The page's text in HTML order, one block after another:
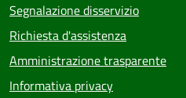
Segnalazione disservizio
Richiesta d'assistenza
Amministrazione trasparente
Informativa privacy